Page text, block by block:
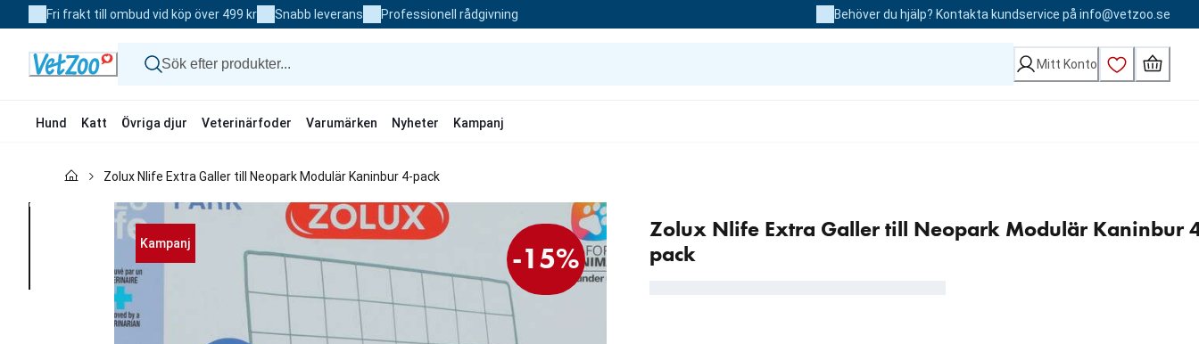
to
Fri frakt till ombud vid köp över 499 kr Snabb leverans Professionell rådgivning Behöver du hjälp? Kontakta kundservice på info@vetzoo.se
Mitt Konto
Hund Katt Övriga djur Veterinärfoder Varumärken Nyheter Kampanj
Veterinärfoder
Zolux Nlife Extra Galler till Neopark Modulär Kaninbur 4-pack
Zolux Nlife Extra Galler till Neopark Modulär Kaninbur
pack
Kampanj -15%